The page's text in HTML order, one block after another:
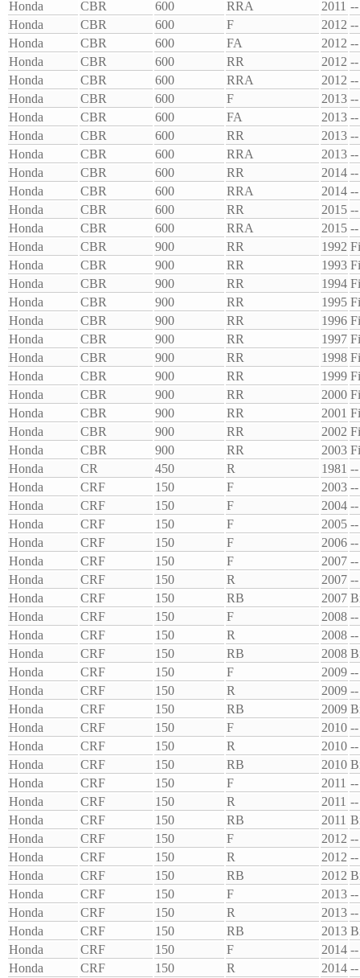
Honda CBR 600 RRA 2011 --
Honda
CBR 600 F 2012 --
Honda
CBR 600 FA 2012 --
Honda
CBR 600 RR 2012 --
Honda
CBR 600 RRA 2012 --
Honda
CBR 600 F 2013 --
Honda
CBR 600 FA 2013 --
Honda
CBR 600 RR 2013 --
Honda
CBR 600 RRA 2013 --
Honda
CBR 600 RR 2014 --
Honda
CBR 600 RRA 2014 --
Honda
CBR 600 RR 2015 --
Honda
CBR 600 RRA 2015 --
Honda
CBR 900 RR 1992
Honda
CBR 900 RR 1993
Honda
CBR 900 RR 1994
Honda
CBR 900 RR 1995
Honda
CBR 900 RR 1996
Honda
CBR 900 RR 1997
Honda
CBR 900 RR 1998
Honda
CBR 900 RR 1999
Honda
CBR 900 RR 2000
Honda
CBR 900 RR 2001
Honda
CBR 900 RR 2002
Honda
CBR 900 RR 2003
Honda
CR 450 R 1981 --
Honda
CRF 150 F 2003 --
Honda
CRF 150 F 2004 --
Honda
CRF 150 F 2005 --
Honda
CRF 150 F 2006 --
Honda
CRF 150 F 2007 --
Honda
CRF 150 R 2007 --
Honda
CRF 150 RB 2007
Honda
CRF 150 F 2008 --
Honda
CRF 150 R 2008 --
Honda
CRF 150 RB 2008
Honda
CRF 150 F 2009 --
Honda
CRF 150 R 2009 --
Honda
CRF 150 RB 2009
Honda
CRF 150 F 2010 --
Honda
CRF 150 R 2010 --
Honda
CRF 150 RB 2010
Honda
CRF 150 F 2011 --
Honda
CRF 150 R 2011 --
Honda
CRF 150 RB 2011
Honda
CRF 150 F 2012 --
Honda
CRF 150 R 2012 --
Honda
CRF 150 RB 2012
Honda
CRF 150 F 2013 --
Honda
CRF 150 R 2013 --
Honda
CRF 150 RB 2013
Honda
CRF 150 F 2014 --
Honda
CRF 150 R 2014 --